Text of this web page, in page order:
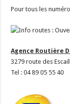
Pour tous les
Agence Routière
3279 route des
Tel : 04 89 05 55 40